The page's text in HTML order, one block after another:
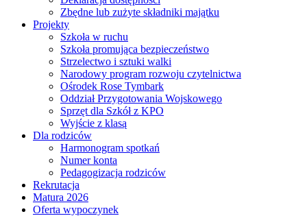
Zbędne lub zużyte składniki majątku
Projekty
Szkoła w ruchu
Szkoła promująca bezpieczeństwo
Strzelectwo i sztuki walki
Narodowy program rozwoju czytelnictwa
Ośrodek Rose Tymbark
Oddział Przygotowania Wojskowego
Sprzęt dla Szkół z KPO
Wyjście z klasą
Dla rodziców
Harmonogram spotkań
Numer konta
Pedagogizacja rodziców
Rekrutacja
Matura 2026
Oferta wypoczynek